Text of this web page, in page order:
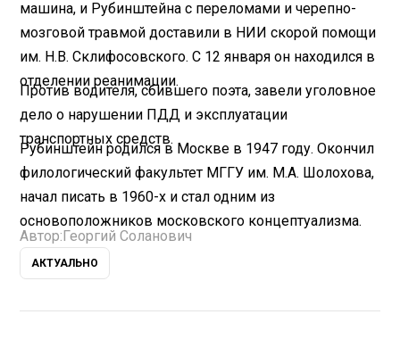
машина, и Рубинштейна с переломами и черепно-
мозговой травмой доставили в НИИ скорой помощи
им. Н.В. Склифосовского. С 12 января он находился в
отделении реанимации.
Против водителя, сбившего поэта, завели уголовное
дело о нарушении ПДД и эксплуатации
транспортных средств.
Рубинштейн родился в Москве в 1947 году. Окончил
филологический факультет МГГУ им. М.А. Шолохова,
начал писать в 1960-х и стал одним из
основоположников московского концептуализма.
Автор:Георгий Соланович
АКТУАЛЬНО